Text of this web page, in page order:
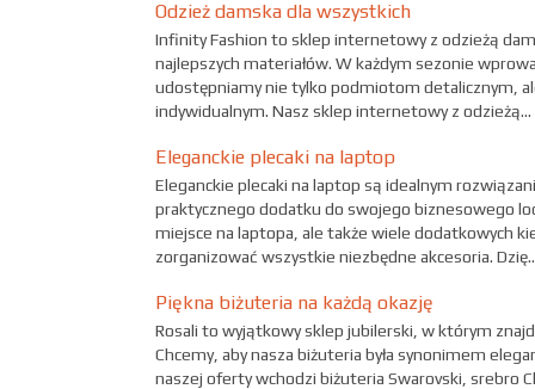
Odzież damska dla wszystkich
Infinity Fashion to sklep internetowy z odzieżą
najlepszych materiałów. W każdym sezonie
udostępniamy nie tylko podmiotom detalicznym,
indywidualnym. Nasz sklep internetowy z odzieżą...
Eleganckie plecaki na laptop
Eleganckie plecaki na laptop są idealnym
praktycznego dodatku do swojego biznesowego
miejsce na laptopa, ale także wiele dodatkowych
zorganizować wszystkie niezbędne akcesoria.
Piękna biżuteria na każdą okazję
Rosali to wyjątkowy sklep jubilerski, w którym
Chcemy, aby nasza biżuteria była synonimem
naszej oferty wchodzi biżuteria Swarovski, srebro